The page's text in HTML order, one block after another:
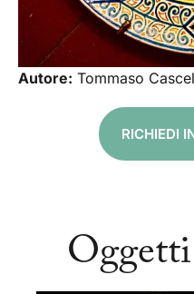
Autore: Tommaso
RICHIEDI
Oggetti